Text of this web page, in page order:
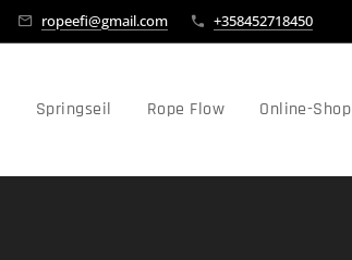
ropeefi@gmail.com +358452718450
Springseil Rope Flow Online-Shop